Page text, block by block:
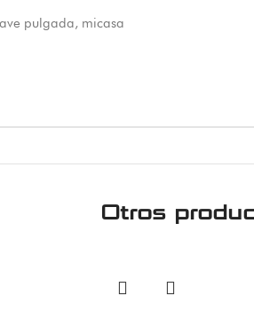
pulgada, micasa
Otros